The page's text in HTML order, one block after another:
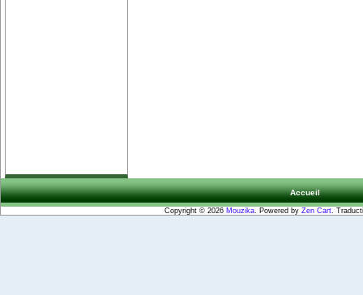
Accueil
Copyright © 2026 Mouzika. Powered by Zen Cart.